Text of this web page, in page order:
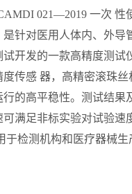
021—2019 一次 性
是针对医用人体内、外导
试开发的一款高精度测试
度传感 器，高精密滚珠丝
行的高平稳性。测试结果
可满足非标实验对试验速
于检测机构和医疗器械生